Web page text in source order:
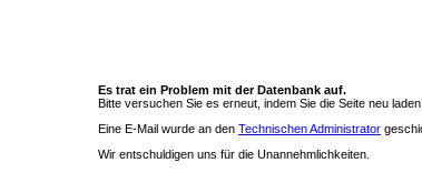
Es trat ein Problem mit der Datenbank auf.
Bitte versuchen Sie es erneut, indem Sie die Seite neu
Eine E-Mail wurde an den Technischen Administrator
Wir entschuldigen uns für die Unannehmlichkeiten.